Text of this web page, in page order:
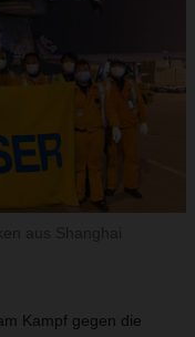
Kampf gegen die